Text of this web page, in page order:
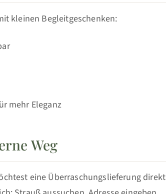
kleinen Begleitgeschenken:
mehr Eleganz
Weg
eine Überraschungslieferung direkt